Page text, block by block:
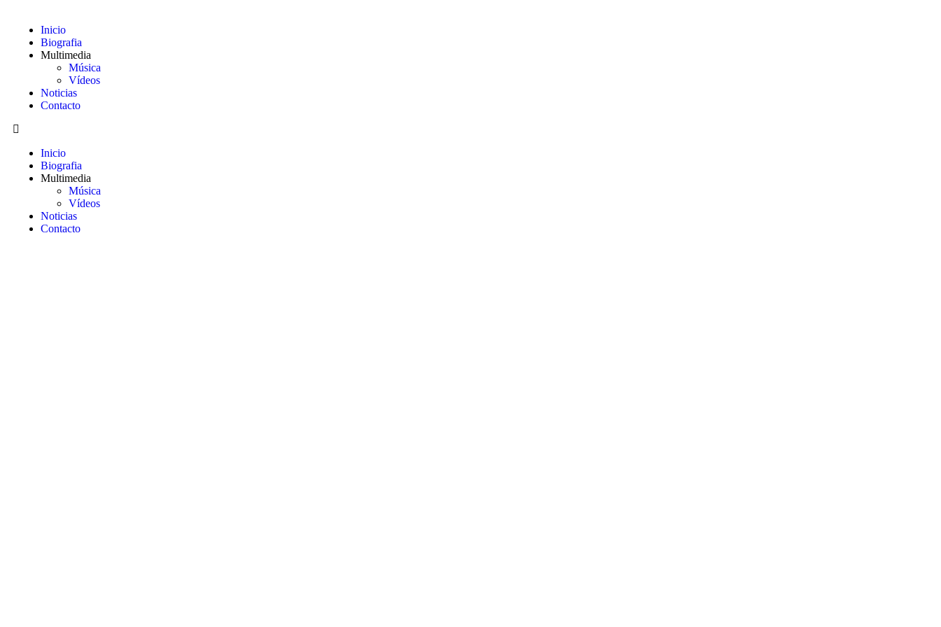
Inicio
Biografia
Multimedia
Música
Vídeos
Noticias
Contacto
Inicio
Biografia
Multimedia
Música
Vídeos
Noticias
Contacto